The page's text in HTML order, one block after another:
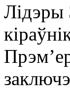
Лідэры